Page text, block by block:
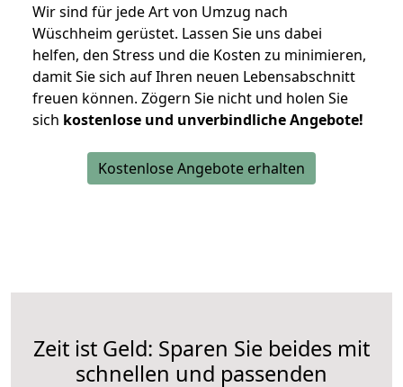
Wir sind für jede Art von Umzug nach
Wüschheim gerüstet. Lassen Sie uns dabei
helfen, den Stress und die Kosten zu minimieren,
damit Sie sich auf Ihren neuen Lebensabschnitt
freuen können. Zögern Sie nicht und holen Sie
sich kostenlose und unverbindliche Angebote!
Kostenlose Angebote erhalten
Zeit ist Geld: Sparen Sie beides mit
schnellen und passenden